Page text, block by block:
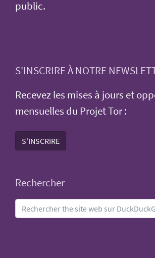
public.
S'INSCRIRE À NOTRE
Recevez les mises à jours et
mensuelles du Projet Tor :
S'INSCRIRE
Rechercher